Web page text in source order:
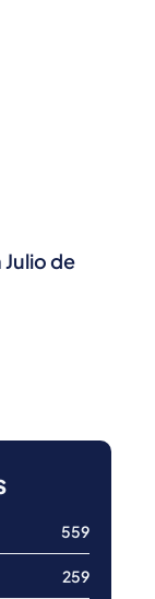
de
559
259